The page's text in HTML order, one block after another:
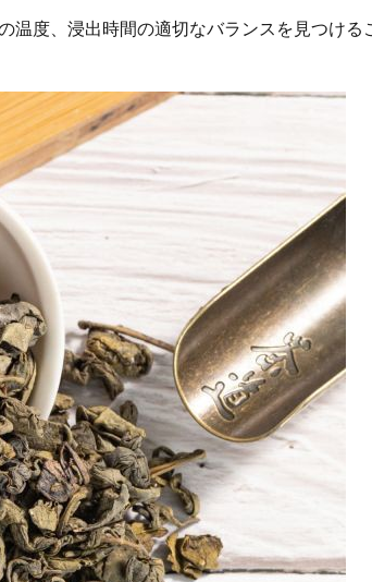
度、浸出時間の適切なバランスを見つけ